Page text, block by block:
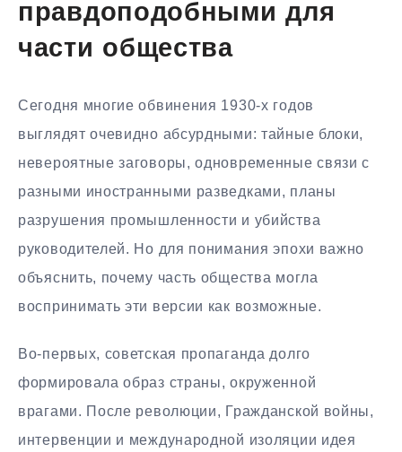
правдоподобными для
части общества
Сегодня многие обвинения 1930-х годов
выглядят очевидно абсурдными: тайные блоки,
невероятные заговоры, одновременные связи с
разными иностранными разведками, планы
разрушения промышленности и убийства
руководителей. Но для понимания эпохи важно
объяснить, почему часть общества могла
воспринимать эти версии как возможные.
Во-первых, советская пропаганда долго
формировала образ страны, окруженной
врагами. После революции, Гражданской войны,
интервенции и международной изоляции идея